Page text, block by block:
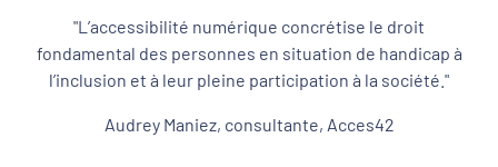
"L’accessibilité numérique concrétise le droit
fondamental des personnes en situation de handicap à
l’inclusion et à leur pleine participation à la société."
Audrey Maniez, consultante, Acces42